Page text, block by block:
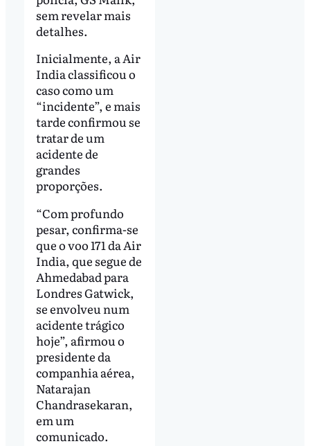
sem revelar mais
detalhes.
Inicialmente, a Air
India classificou o
caso como um
“incidente”, e mais
tarde confirmou se
tratar de um
acidente de
grandes
proporções.
“Com profundo
pesar, confirma-se
que o voo 171 da Air
India, que segue de
Ahmedabad para
Londres Gatwick,
se envolveu num
acidente trágico
hoje”, afirmou o
presidente da
companhia aérea,
Natarajan
Chandrasekaran,
em um
comunicado.